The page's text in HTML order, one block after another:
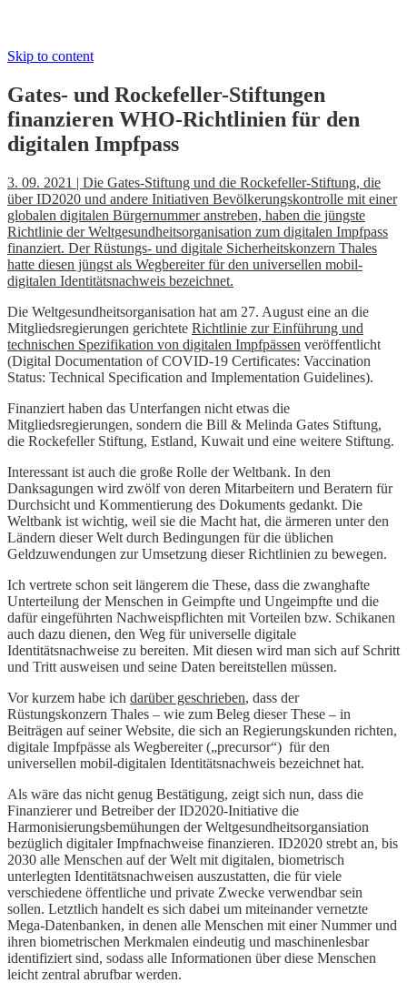
Skip to content
Gates- und Rockefeller-Stiftungen
finanzieren WHO-Richtlinien für den
digitalen Impfpass
3. 09. 2021 | Die Gates-Stiftung und die Rockefeller-Stiftung, die
über ID2020 und andere Initiativen Bevölkerungskontrolle mit einer
globalen digitalen Bürgernummer anstreben, haben die jüngste
Richtlinie der Weltgesundheitsorganisation zum digitalen Impfpass
finanziert. Der Rüstungs- und digitale Sicherheitskonzern Thales
hatte diesen jüngst als Wegbereiter für den universellen mobil-
digitalen Identitätsnachweis bezeichnet.
Die Weltgesundheitsorganisation hat am 27. August eine an die
Mitgliedsregierungen gerichtete Richtlinie zur Einführung und
technischen Spezifikation von digitalen Impfpässen veröffentlicht
(Digital Documentation of COVID-19 Certificates: Vaccination
Status: Technical Specification and Implementation Guidelines).
Finanziert haben das Unterfangen nicht etwas die
Mitgliedsregierungen, sondern die Bill & Melinda Gates Stiftung,
die Rockefeller Stiftung, Estland, Kuwait und eine weitere Stiftung.
Interessant ist auch die große Rolle der Weltbank. In den
Danksagungen wird zwölf von deren Mitarbeitern und Beratern für
Durchsicht und Kommentierung des Dokuments gedankt. Die
Weltbank ist wichtig, weil sie die Macht hat, die ärmeren unter den
Ländern dieser Welt durch Bedingungen für die üblichen
Geldzuwendungen zur Umsetzung dieser Richtlinien zu bewegen.
Ich vertrete schon seit längerem die These, dass die zwanghafte
Unterteilung der Menschen in Geimpfte und Ungeimpfte und die
dafür eingeführten Nachweispflichten mit Vorteilen bzw. Schikanen
auch dazu dienen, den Weg für universelle digitale
Identitätsnachweise zu bereiten. Mit diesen wird man sich auf Schritt
und Tritt ausweisen und seine Daten bereitstellen müssen.
Vor kurzem habe ich darüber geschrieben, dass der
Rüstungskonzern Thales – wie zum Beleg dieser These – in
Beiträgen auf seiner Website, die sich an Regierungskunden richten,
digitale Impfpässe als Wegbereiter („precursor“) für den
universellen mobil-digitalen Identitätsnachweis bezeichnet hat.
Als wäre das nicht genug Bestätigung, zeigt sich nun, dass die
Finanzierer und Betreiber der ID2020-Initiative die
Harmonisierungsbemühungen der Weltgesundheitsorgansiation
bezüglich digitaler Impfnachweise finanzieren. ID2020 strebt an, bis
2030 alle Menschen auf der Welt mit digitalen, biometrisch
unterlegten Identitätsnachweisen auszustatten, die für viele
verschiedene öffentliche und private Zwecke verwendbar sein
sollen. Letztlich handelt es sich dabei um miteinander vernetzte
Mega-Datenbanken, in denen alle Menschen mit einer Nummer und
ihren biometrischen Merkmalen eindeutig und maschinenlesbar
identifiziert sind, sodass alle Informationen über diese Menschen
leicht zentral abrufbar werden.